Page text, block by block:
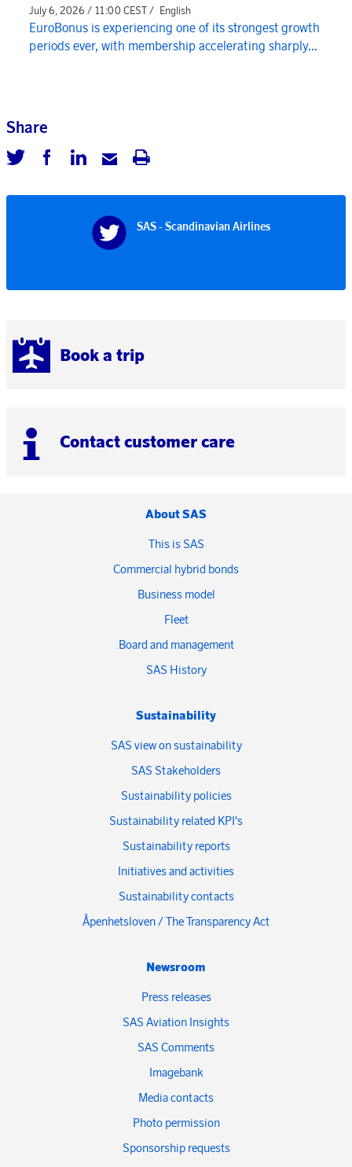
Book a trip
Contact customer care
July 6, 2026 / 11:00 CEST / English
EuroBonus is experiencing one of its strongest growth
periods ever, with membership accelerating sharply...
Share
SAS - Scandinavian Airlines
About SAS
This is SAS
Commercial hybrid bonds
Business model
Fleet
Board and management
SAS History
Sustainability
SAS view on sustainability
SAS Stakeholders
Sustainability policies
Sustainability related KPI's
Sustainability reports
Initiatives and activities
Sustainability contacts
Åpenhetsloven / The Transparency Act
Newsroom
Press releases
SAS Aviation Insights
SAS Comments
Imagebank
Media contacts
Photo permission
Sponsorship requests